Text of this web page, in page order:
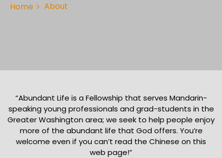
Home About
“Abundant Life is a Fellowship that serves Mandarin-
speaking young professionals and grad-students in the
Greater Washington area; we seek to help people enjoy
more of the abundant life that God offers. You’re
welcome even if you can’t read the Chinese on this
web page!”